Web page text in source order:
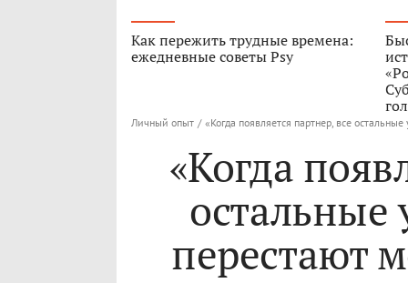
Как пережить трудные времена:
ежедневные советы Psy
Личный опыт / «Когда появляется партнер, все
«Когда
остальные
перестают